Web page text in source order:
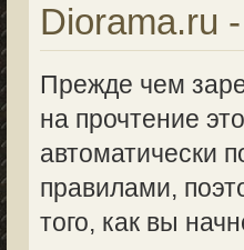
Diorama.ru
Прежде чем
на прочтение
автоматически
правилами,
того, как вы